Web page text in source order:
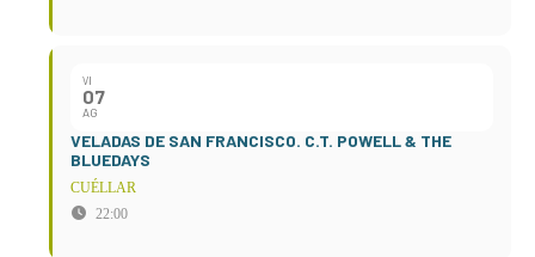
VI
07
AG
VELADAS DE SAN FRANCISCO. C.T. POWELL & THE
BLUEDAYS
CUÉLLAR
22:00